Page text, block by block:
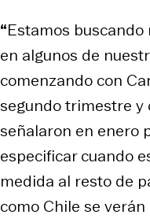
“Estamos
en algunos de
comenzando con
segundo trimestre y
señalaron en enero
especificar cuando
medida al resto de
como Chile se